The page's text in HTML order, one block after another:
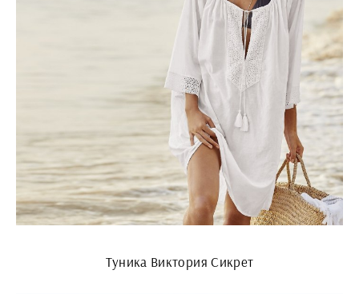
Туника Виктория Сикрет